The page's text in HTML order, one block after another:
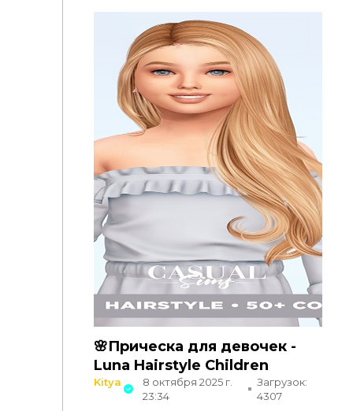
🌸Прическа для девочек -
Luna Hairstyle Children
Kitya
8 октября 2025 г.
23:34
Загрузок:
4307